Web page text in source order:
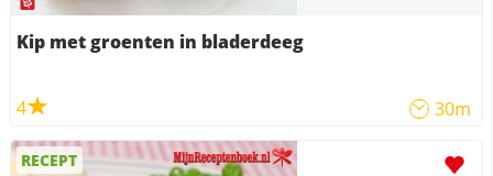
Kip met groenten in bladerdeeg
4 30m
RECEPT